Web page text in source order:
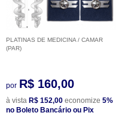
PLATINAS DE MEDICINA / CAMAR
(PAR)
por R$ 160,00
à vista R$ 152,00 economize 5%
no Boleto Bancário ou Pix